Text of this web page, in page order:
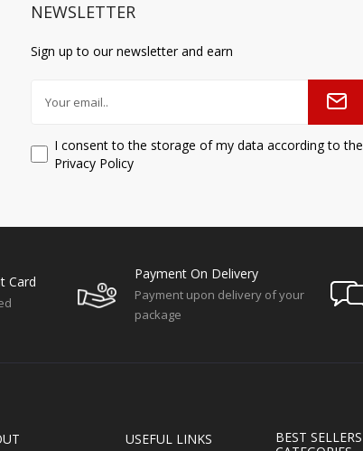
NEWSLETTER
Sign up to our newsletter and earn
I consent to the storage of my data according to the
Privacy Policy
Card Payment On Delivery
Payment upon delivery of your
package
USEFUL LINKS
BEST SELLERS